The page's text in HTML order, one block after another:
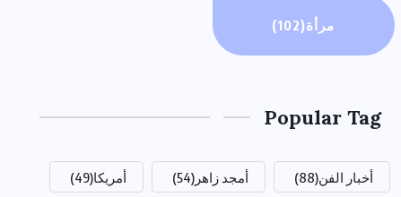
مرأة(102)
Popular Tag
أخبار الفن(88) أمجد زاهر (54) أمريكا(49)